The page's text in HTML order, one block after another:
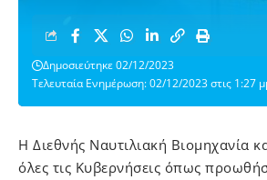
Τελευταία Ενημέρωση: 02/12/2023 στις 1:27
Δημοσιεύτηκε 02/12/2023
Η Διεθνής Ναυτιλιακή Βιομηχανία
όλες τις Κυβερνήσεις όπως